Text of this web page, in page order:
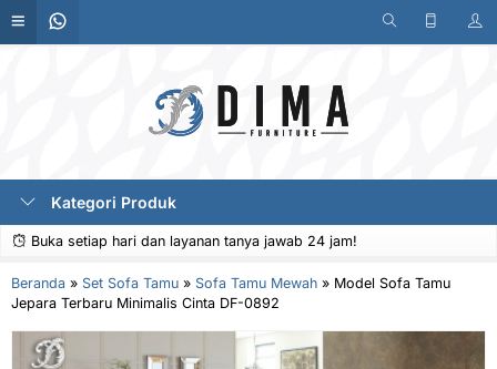
Kategori Produk
Buka setiap hari dan layanan tanya jawab 24 jam!
Beranda » Set Sofa Tamu » Sofa Tamu Mewah » Model Sofa Tamu
Jepara Terbaru Minimalis Cinta DF-0892